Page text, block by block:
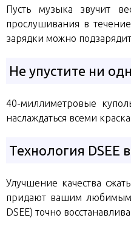
Пусть музыка звучит
прослушивания в
зарядки можно
Не упустите ни
40-миллиметровые
наслаждаться всеми
Технология DSEE
Улучшение качества
придают вашим любимым
DSEE) точно